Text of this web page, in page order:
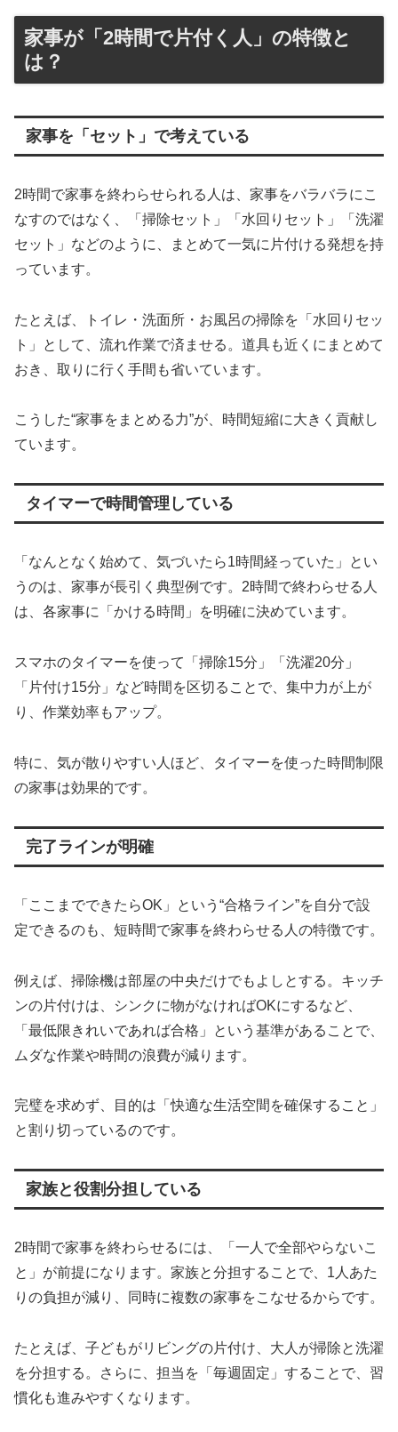
家事が「2時間で片付く人」の特徴と
は？
家事を「セット」で考えている
2時間で家事を終わらせられる人は、家事をバラバラにこ
なすのではなく、「掃除セット」「水回りセット」「洗濯
セット」などのように、まとめて一気に片付ける発想を持
っています。
たとえば、トイレ・洗面所・お風呂の掃除を「水回りセッ
ト」として、流れ作業で済ませる。道具も近くにまとめて
おき、取りに行く手間も省いています。
こうした“家事をまとめる力”が、時間短縮に大きく貢献し
ています。
タイマーで時間管理している
「なんとなく始めて、気づいたら1時間経っていた」とい
うのは、家事が長引く典型例です。2時間で終わらせる人
は、各家事に「かける時間」を明確に決めています。
スマホのタイマーを使って「掃除15分」「洗濯20分」
「片付け15分」など時間を区切ることで、集中力が上が
り、作業効率もアップ。
特に、気が散りやすい人ほど、タイマーを使った時間制限
の家事は効果的です。
完了ラインが明確
「ここまでできたらOK」という“合格ライン”を自分で設
定できるのも、短時間で家事を終わらせる人の特徴です。
例えば、掃除機は部屋の中央だけでもよしとする。キッチ
ンの片付けは、シンクに物がなければOKにするなど、
「最低限きれいであれば合格」という基準があることで、
ムダな作業や時間の浪費が減ります。
完璧を求めず、目的は「快適な生活空間を確保すること」
と割り切っているのです。
家族と役割分担している
2時間で家事を終わらせるには、「一人で全部やらないこ
と」が前提になります。家族と分担することで、1人あた
りの負担が減り、同時に複数の家事をこなせるからです。
たとえば、子どもがリビングの片付け、大人が掃除と洗濯
を分担する。さらに、担当を「毎週固定」することで、習
慣化も進みやすくなります。